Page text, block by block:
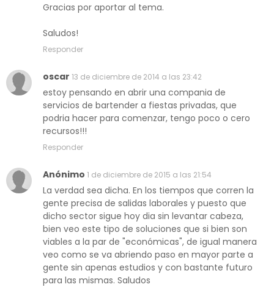
Gracias por aportar al tema.
Saludos!
Responder
oscar 13 de diciembre de 2014 a las 23:42
estoy pensando en abrir una compania de
servicios de bartender a fiestas privadas, que
podria hacer para comenzar, tengo poco o cero
recursos!!!
Responder
Anónimo 1 de diciembre de 2015 a las 21:54
La verdad sea dicha. En los tiempos que corren la
gente precisa de salidas laborales y puesto que
dicho sector sigue hoy dia sin levantar cabeza,
bien veo este tipo de soluciones que si bien son
viables a la par de "económicas", de igual manera
veo como se va abriendo paso en mayor parte a
gente sin apenas estudios y con bastante futuro
para las mismas. Saludos